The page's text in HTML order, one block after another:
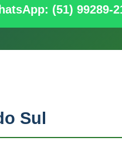
(51) 99289-
Sul